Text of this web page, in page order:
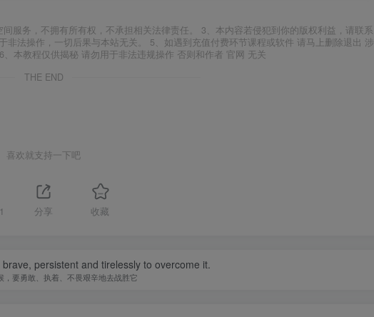
服务，不拥有所有权，不承担相关法律责任。 3、本内容若侵犯到你的版权利益，请联系
法操作，一切后果与本站无关。 5、如遇到充值付费环节课程或软件 请马上删除退出 涉
本教程仅供揭秘 请勿用于非法违规操作 否则和作者 官网 无关
THE END
喜欢就支持一下吧
分享 收藏
persistent and tirelessly to overcome it.
，要勇敢、执着、不畏艰辛地去战胜它